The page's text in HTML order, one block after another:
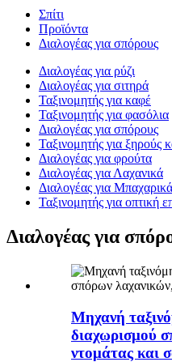
Σπίτι
Προϊόντα
Διαλογέας για σπόρους
Διαλογέας για ρύζι
Διαλογέας για σιτηρά
Ταξινομητής για καφέ
Ταξινομητής για φασόλια
Διαλογέας για σπόρους
Ταξινομητής για ξηρούς
Διαλογέας για φρούτα
Διαλογέας για Λαχανικά
Διαλογέας για Μπαχαρικά
Ταξινομητής για οπτική
Διαλογέας για
Μηχανή
διαχωρισμού
ντομάτας και